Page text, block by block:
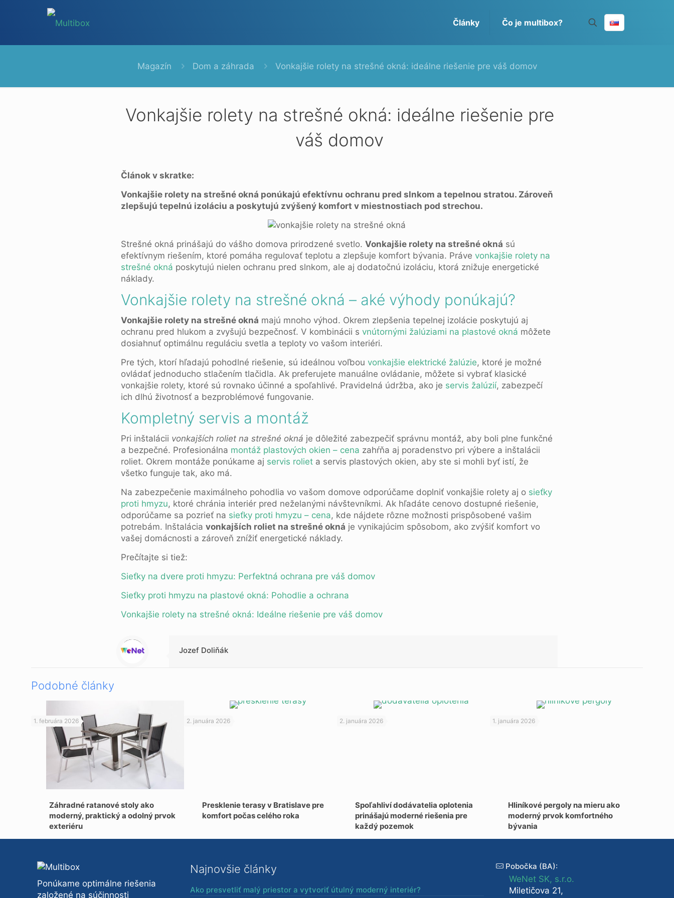
Články Čo je multibox?
Magazín Dom a záhrada Vonkajšie rolety na strešné okná: ideálne riešenie pre váš domov
Vonkajšie rolety na strešné okná: ideálne riešenie pre
váš domov
Článok v skratke:
Vonkajšie rolety na strešné okná ponúkajú efektívnu ochranu pred slnkom a tepelnou stratou. Zároveň
zlepšujú tepelnú izoláciu a poskytujú zvýšený komfort v miestnostiach pod strechou.
Strešné okná prinášajú do vášho domova prirodzené svetlo. Vonkajšie rolety na strešné okná sú
efektívnym riešením, ktoré pomáha regulovať teplotu a zlepšuje komfort bývania. Práve vonkajšie rolety na
strešné okná poskytujú nielen ochranu pred slnkom, ale aj dodatočnú izoláciu, ktorá znižuje energetické
náklady.
Vonkajšie rolety na strešné okná – aké výhody ponúkajú?
Vonkajšie rolety na strešné okná majú mnoho výhod. Okrem zlepšenia tepelnej izolácie poskytujú aj
ochranu pred hlukom a zvyšujú bezpečnosť. V kombinácii s vnútornými žalúziami na plastové okná môžete
dosiahnuť optimálnu reguláciu svetla a teploty vo vašom interiéri.
Pre tých, ktorí hľadajú pohodlné riešenie, sú ideálnou voľbou vonkajšie elektrické žalúzie, ktoré je možné
ovládať jednoducho stlačením tlačidla. Ak preferujete manuálne ovládanie, môžete si vybrať klasické
vonkajšie rolety, ktoré sú rovnako účinné a spoľahlivé. Pravidelná údržba, ako je servis žalúzií, zabezpečí
ich dlhú životnosť a bezproblémové fungovanie.
Kompletný servis a montáž
Pri inštalácii vonkajších roliet na strešné okná je dôležité zabezpečiť správnu montáž, aby boli plne funkčné
a bezpečné. Profesionálna montáž plastových okien – cena zahŕňa aj poradenstvo pri výbere a inštalácii
roliet. Okrem montáže ponúkame aj servis rolieta servis plastových okien, aby ste si mohli byť istí, že
všetko funguje tak, ako má.
Na zabezpečenie maximálneho pohodlia vo vašom domove odporúčame doplniť vonkajšie rolety aj o sieťky
proti hmyzu, ktoré chránia interiér pred neželanými návštevníkmi. Ak hľadáte cenovo dostupné riešenie,
odporúčame sa pozrieť na sieťky proti hmyzu – cena, kde nájdete rôzne možnosti prispôsobené vašim
potrebám. Inštalácia vonkajších roliet na strešné okná je vynikajúcim spôsobom, ako zvýšiť komfort vo
vašej domácnosti a zároveň znížiť energetické náklady.
Prečítajte si tiež:
Sieťky na dvere proti hmyzu: Perfektná ochrana pre váš domov
Sieťky proti hmyzu na plastové okná: Pohodlie a ochrana
Vonkajšie rolety na strešné okná: Ideálne riešenie pre váš domov
Warning
: Trying to access array offset on value of type null in
/data/0/7/073b19f9-70d4-4431-9f10-0d1be3788d35/multibox.sk/web/clanky/wp-content/themes/betheme-child/includes/content-single.php
on line
286
Jozef Doliňák
Podobné články
1. februára 2026
Záhradné ratanové stoly ako
moderný, praktický a odolný prvok
exteriéru
2. januára 2026
Presklenie terasy v Bratislave pre
komfort počas celého roka
2. januára 2026
Spoľahliví dodávatelia oplotenia
prinášajú moderné riešenia pre
každý pozemok
1. januára 2026
Hliníkové pergoly na mieru ako
moderný prvok komfortného
bývania
Ponúkame optimálne riešenia
založené na súčinnosti
Najnovšie články
Ako presvetliť malý priestor a vytvoriť útulný moderný interiér?
Pobočka (BA):
WeNet SK, s.r.o.
Miletičova 21,